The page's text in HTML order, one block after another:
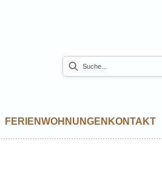
FERIENWOHNUNGEN KONTAKT